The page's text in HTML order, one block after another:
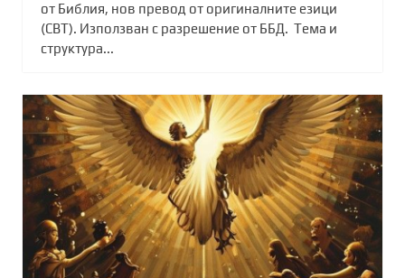
от Библия, нов превод от оригиналните езици
(СВТ). Използван с разрешение от ББД. Тема и
структура...